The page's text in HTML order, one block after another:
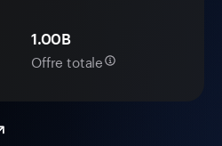
1.00B
Offre totale